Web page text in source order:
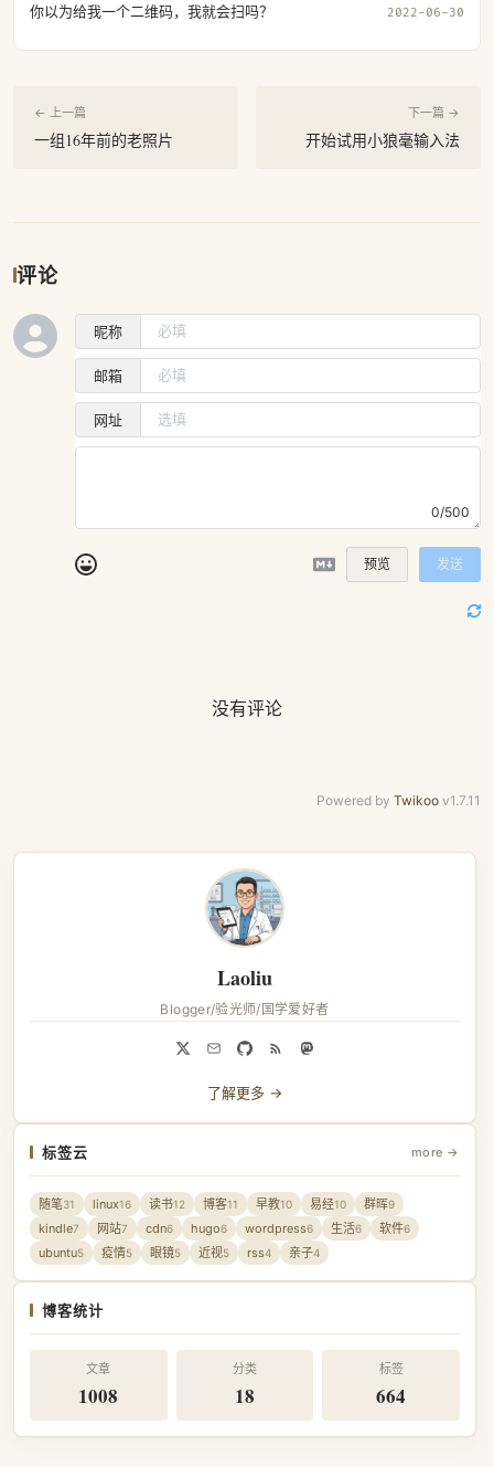
你以为给我一个二维码，我就会扫吗？ 2022-06-30
← 上一篇
一组16年前的老照片
下一篇 →
开始试用小狼毫输入法
评论
昵称
邮箱
网址
0/500
预览 发送
没有评论
Powered by Twikoo v1.7.11
Laoliu
Blogger/验光师/国学爱好者
了解更多 →
标签云 more →
随笔31 linux16 读书12 博客11 早教10 易经10 群晖9
kindle7 网站7 cdn6 hugo6 wordpress6 生活6 软件6
ubuntu5 疫情5 眼镜5 近视5 rss4 亲子4
博客统计
文章
1008
分类
18
标签
664